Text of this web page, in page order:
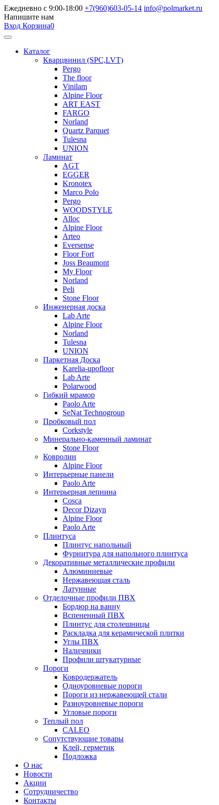
Ежедневно с 9:00-18:00 +7(960)603-05-14 info@polmarket.ru
Напишите нам
Вход Корзина0
Каталог
Кварцвинил (SPC,LVT)
Pergo
The floor
Vinilam
Alpine Floor
ART EAST
FARGO
Norland
Quartz Parquet
Tulesna
UNION
Ламинат
AGT
EGGER
Kronotex
Marco Polo
Pergo
WOODSTYLE
Alloc
Alpine Floor
Arteo
Eversense
Floor Fort
Joss Beaumont
My Floor
Norland
Peli
Stone Floor
Инженерная доска
Lab Arte
Alpine Floor
Norland
Tulesna
UNION
Паркетная Доска
Karelia-upofloor
Lab Arte
Polarwood
Гибкий мрамор
Paolo Arte
SeNat Technogroup
Пробковый пол
Corkstyle
Минерально-каменный ламинат
Stone Floor
Ковролин
Alpine Floor
Интерьерные панели
Paolo Arte
Интерьерная лепнина
Cosca
Decor Dizayn
Alpine Floor
Paolo Arte
Плинтуса
Плинтус напольный
Фурнитура для напольного плинтуса
Декоративные металлические профили
Алюминиевые
Нержавеющая сталь
Латунные
Отделочные профили ПВХ
Бордюр на ванну
Вспененный ПВХ
Плинтус для столешницы
Раскладка для керамической плитки
Углы ПВХ
Наличники
Профили штукатурные
Пороги
Ковродержатель
Одноуровневые пороги
Пороги из нержавеющей стали
Разноуровневые пороги
Угловые пороги
Теплый пол
CALEO
Сопутствующие товары
Клей, герметик
Подложка
О нас
Новости
Акции
Сотрудничество
Контакты